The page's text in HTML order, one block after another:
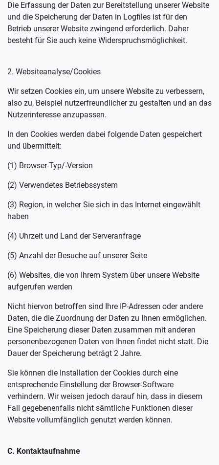
Die Erfassung der Daten zur Bereitstellung unserer Website
und die Speicherung der Daten in Logfiles ist für den
Betrieb unserer Website zwingend erforderlich. Daher
besteht für Sie auch keine Widerspruchsmöglichkeit.
2. Websiteanalyse/Cookies
Wir setzen Cookies ein, um unsere Website zu verbessern,
also zu, Beispiel nutzerfreundlicher zu gestalten und an das
Nutzerinteresse anzupassen.
In den Cookies werden dabei folgende Daten gespeichert
und übermittelt:
(1) Browser-Typ/-Version
(2) Verwendetes Betriebssystem
(3) Region, in welcher Sie sich in das Internet eingewählt
haben
(4) Uhrzeit und Land der Serveranfrage
(5) Anzahl der Besuche auf unserer Seite
(6) Websites, die von Ihrem System über unsere Website
aufgerufen werden
Nicht hiervon betroffen sind Ihre IP-Adressen oder andere
Daten, die die Zuordnung der Daten zu Ihnen ermöglichen.
Eine Speicherung dieser Daten zusammen mit anderen
personenbezogenen Daten von Ihnen findet nicht statt. Die
Dauer der Speicherung beträgt 2 Jahre.
Sie können die Installation der Cookies durch eine
entsprechende Einstellung der Browser-Software
verhindern. Wir weisen jedoch darauf hin, dass in diesem
Fall gegebenenfalls nicht sämtliche Funktionen dieser
Website vollumfänglich genutzt werden können.
C. Kontaktaufnahme